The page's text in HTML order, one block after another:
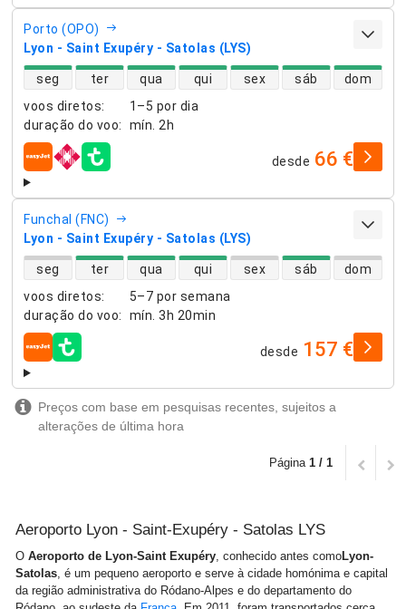
Porto (OPO)
Lyon - Saint Exupéry - Satolas (LYS)
voos diretos:
1–5 por dia
duração do voo: mín. 2h
disponibilidade de voos diretos
seg ter qua qui sex sáb dom
companhias aéreas desde 66 €
Funchal (FNC)
Lyon - Saint Exupéry - Satolas (LYS)
voos diretos:
5–7 por semana
duração do voo: mín. 3h 20min
disponibilidade de voos diretos
seg ter qua qui sex sáb dom
companhias aéreas desde 157 €
Preços com base em pesquisas recentes, sujeitos a
alterações de última hora
Página 1 / 1
Aeroporto Lyon - Saint-Exupéry - Satolas LYS
O Aeroporto de Lyon-Saint Exupéry, conhecido antes comoLyon-
Satolas, é um pequeno aeroporto e serve à cidade homónima e capital
da região administrativa do Ródano-Alpes e do departamento do